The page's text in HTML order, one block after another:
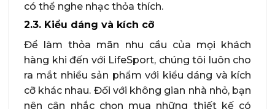
có thể nghe nhạc thỏa thích.
2.3. Kiểu dáng và kích cỡ
Để làm thỏa mãn nhu cầu của mọi khách
hàng khi đến với LifeSport, chúng tôi luôn cho
ra mắt nhiều sản phẩm với kiểu dáng và kích
cỡ khác nhau. Đối với không gian nhà nhỏ, bạn
nên cân nhắc chọn mua những thiết kế có